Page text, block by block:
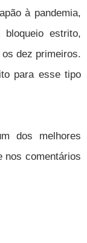
à pandemia,
estrito,
dez primeiros.
para esse tipo
dos melhores
nos comentários